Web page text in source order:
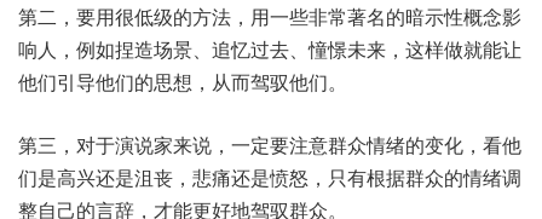
第二，要用很低级的方法，用一些非常著名的暗示性概念影
响人，例如捏造场景、追忆过去、憧憬未来，这样做就能让
他们引导他们的思想，从而驾驭他们。
第三，对于演说家来说，一定要注意群众情绪的变化，看他
们是高兴还是沮丧，悲痛还是愤怒，只有根据群众的情绪调
整自己的言辞，才能更好地驾驭群众。